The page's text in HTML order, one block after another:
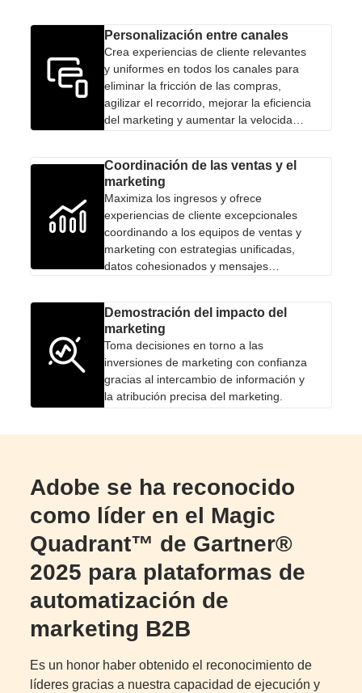
Personalización entre canales
Crea experiencias de cliente relevantes
y uniformes en todos los canales para
eliminar la fricción de las compras,
agilizar el recorrido, mejorar la eficiencia
del marketing y aumentar la velocidad
Coordinación de las ventas y el
marketing
Maximiza los ingresos y ofrece
experiencias de cliente excepcionales
coordinando a los equipos de ventas y
marketing con estrategias unificadas,
datos cohesionados y mensajes
Demostración del impacto del
marketing
Toma decisiones en torno a las
inversiones de marketing con confianza
gracias al intercambio de información y
la atribución precisa del marketing.
Adobe se ha reconocido
como líder en el Magic
Quadrant™ de Gartner®
2025 para plataformas de
automatización de
marketing B2B
Es un honor haber obtenido el reconocimiento de
líderes gracias a nuestra capacidad de ejecución y